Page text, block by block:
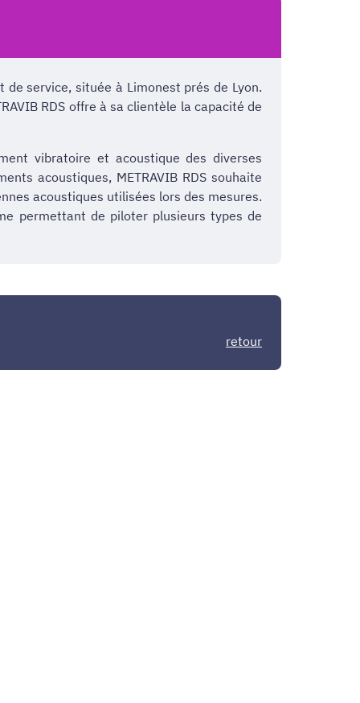
service, située à Limonest prés de Lyon.
RDS offre à sa clientèle la capacité de
vibratoire et acoustique des diverses
acoustiques, METRAVIB RDS souhaite
acoustiques utilisées lors des mesures.
permettant de piloter plusieurs types de
retour